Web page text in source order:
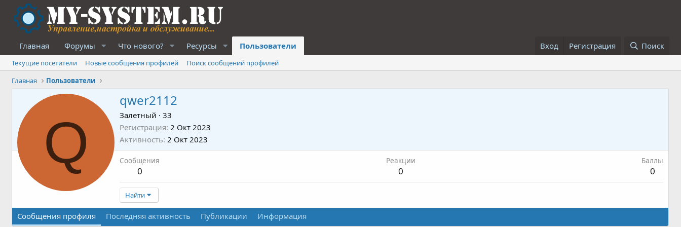
Главная Форумы Что нового? Ресурсы Пользователи Вход Регистрация Поиск
Текущие посетители Новые сообщения профилей
Поиск сообщений профилей
Главная
Пользователи
Q
qwer2112
Залетный · 33
Регистрация 2 Окт 2023
Активность 2 Окт 2023
Сообщения
0
Реакции
0
Баллы
0
Найти
Сообщения профиля Последняя активность Публикации Информация